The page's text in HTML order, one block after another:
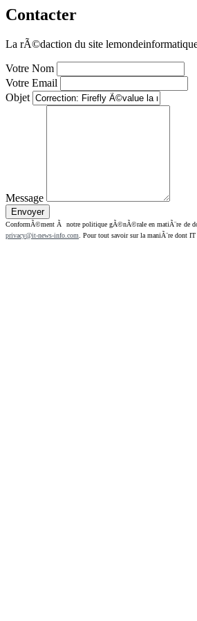
Contacter
La rÃ©daction du site
Votre Nom
Votre Email
Objet
Message
ConformÃ©ment Ã notre politique gÃ©nÃ©rale en matiÃ¨re de
privacy@it-news-info.com . Pour tout savoir sur la maniÃ¨re dont